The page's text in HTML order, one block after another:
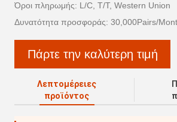
Όροι πληρωμής: L/C, T/T, Western Union
Δυνατότητα προσφοράς: 30,000Pairs/
Πάρτε την καλύτερη τιμή
Λεπτομέρειες
προϊόντος